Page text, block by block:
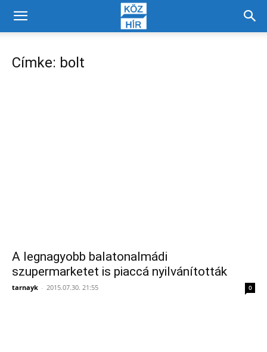
Címke: bolt
A legnagyobb balatonalmádi
szupermarketet is piaccá nyilvánították
tarnayk - 2015.07.30. 21:55 0